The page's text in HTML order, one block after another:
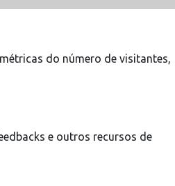
do número de visitantes,
e outros recursos de